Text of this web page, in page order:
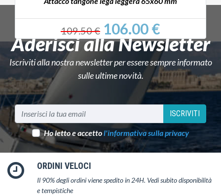
109.50 € 106.00 €
Aderisci alla Newsletter
Iscriviti alla nostra newsletter per essere sempre informato
sulle ultime novità.
ISCRIVITI
Ho letto e accettol'informativa sulla privacy
ORDINI VELOCI
Il 90% degli ordini viene spedito in 24H. Vedi subito disponibilità
e tempistiche